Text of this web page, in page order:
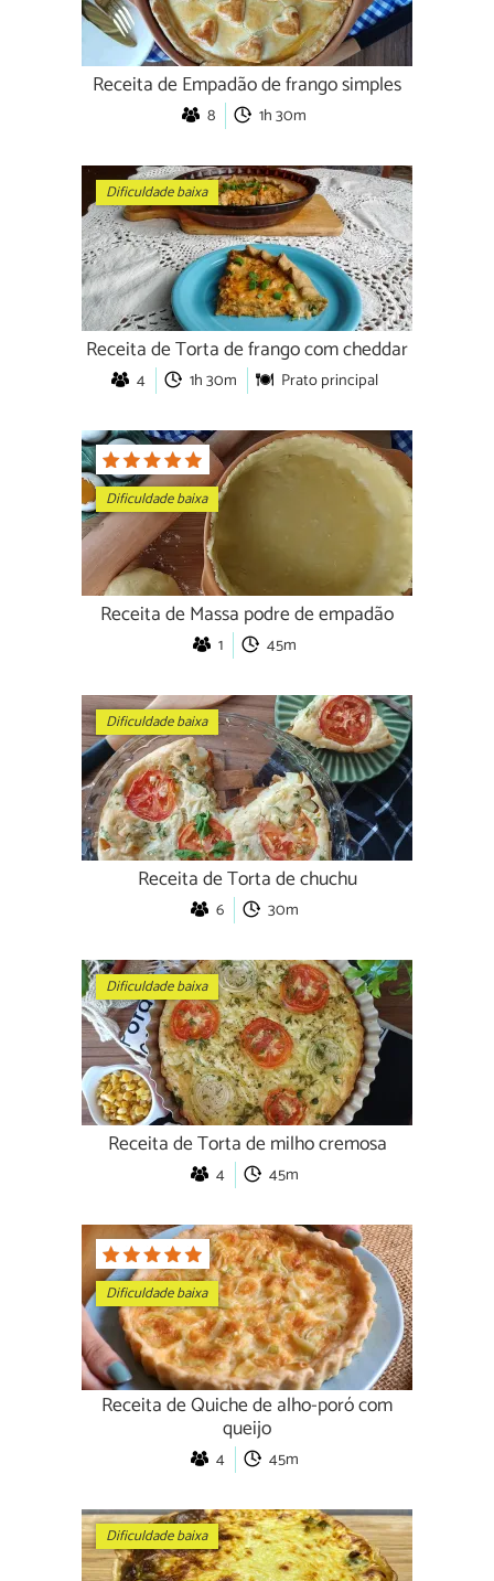
Receita de Empadão de frango simples
8 1h 30m
Dificuldade baixa
Receita de Torta de frango com cheddar
4 1h 30m Prato principal
Dificuldade baixa
Receita de Massa podre de empadão
1 45m
Dificuldade baixa
Receita de Torta de chuchu
6 30m
Dificuldade baixa
Receita de Torta de milho cremosa
4 45m
Dificuldade baixa
Receita de Quiche de alho-poró com
queijo
4 45m
Dificuldade baixa